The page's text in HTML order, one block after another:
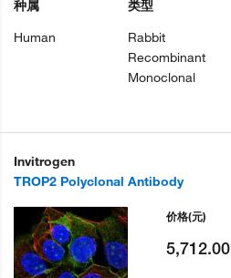
种属
Human
类型
Rabbit
Recombinant
Monoclonal
Invitrogen
TROP2 Polyclonal Antibody
价格(元)
5,712.00